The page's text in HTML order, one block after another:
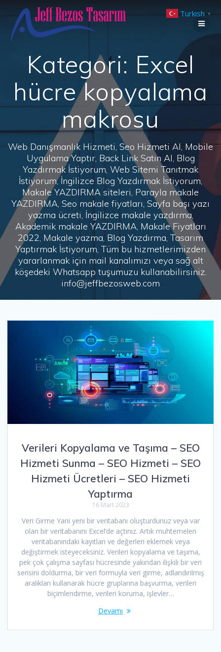
to
Kategori: Excel
hücre kopyalama
makrosu
Web Danışmanlık Hizmeti, Seo Hizmeti Al, Mobile
Uygulama Yaptır, Back Link Satın Al, Blog
Yazdırmak İstiyorum, Web Sitemi Tanıtmak
İstiyorum, İngilizce Blog Yazdırmak İstiyorum,
Makale YAZDIRMA siteleri, Parayla makale
YAZDIRMA, Seo makale fiyatları, Sayfa başı yazı
yazma ücreti, İngilizce makale yazdırma,
Akademik makale YAZDIRMA, Makale Fiyatları
2022, Makale yazma, Blog Yazdırma, Tasarım
Yaptırmak İstiyorum, Tüm bu hizmetlerimizden
yararlanmak için mail kanalımızı veya sağ alt
köşedeki Whatsapp tuşumuzu kullanabilirsiniz.
info@jeffbezosweb.com
Verileri Kopyalama ve Taşıma – SEO
Hizmeti Sunma – SEO Hizmeti – SEO
Hizmeti Ücretleri – SEO Hizmeti
Yaptırma
16 Mart 2023
Veri Girme Yani yeni bir veritabanı oluşturdunuz veya var
olan bir veritabanını Excel’de açtınız. Artık muhtemelen
veritabanındaki kayıtları ve değerleri eklemek veya
değiştirmek isteyeceksiniz. Verileri kopyalama ve taşıma,
pek çok çalışma sayfası hücresinde yakından ilişkili bir veri
serisini doldurma, bir veri formuyla veri girme, adlandırılmış
aralıkları kullanarak hücre gruplarına başvurma, verileri
biçimlendirme, verileri koruma, işlevler…
Devamı
Turkish ▼